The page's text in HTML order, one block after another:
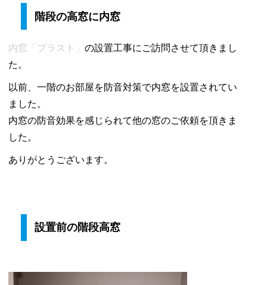
世
谷
階段の高窓に内窓
内窓「プラスト」 の設置工事にご訪問させて頂きまし
た。
以前、一階のお部屋を防音対策で内窓を設置されてい
ました。
内窓の防音効果を感じられて他の窓のご依頼を頂きま
した。
ありがとうございます。
設置前の階段高窓